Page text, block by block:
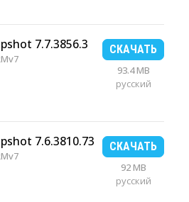
7.7.3856.3 СКАЧАТЬ
93.4 MB
русский
7.6.3810.73 СКАЧАТЬ
92 MB
русский